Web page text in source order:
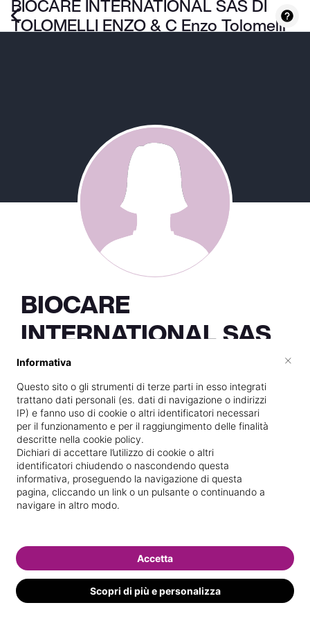
BIOCARE INTERNATIONAL SAS DI
TOLOMELLI ENZO & C Enzo Tolomelli
BIOCARE
INTERNATIONAL SAS
DI TOLOMELLI ENZO
& C Enzo Tolomelli
Vive aSan Pietro in Casale
Specializzata inMassaggi del
benessere
INTERNATIONAL SAS DI TOLOMELLI
Informativa
Questo sito o gli strumenti di terze parti in esso integrati
trattano dati personali (es. dati di navigazione o indirizzi
IP) e fanno uso di cookie o altri identificatori necessari
per il funzionamento e per il raggiungimento delle finalità
descritte nella cookie policy.
Dichiari di accettare l’utilizzo di cookie o altri
identificatori chiudendo o nascondendo questa
informativa, proseguendo la navigazione di questa
pagina, cliccando un link o un pulsante o continuando a
navigare in altro modo.
Scopri di più e personalizza
Accetta
×